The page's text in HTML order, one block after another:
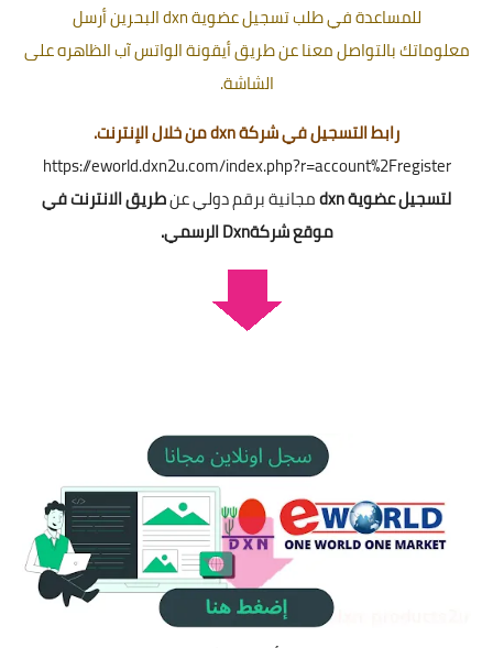
للمساعدة في طلب تسجيل عضوية dxn البحرين أرسل
معلوماتك بالتواصل معنا عن طريق أيقونة الواتس آب الظاهره على
الشاشة.
رابط التسجيل في شركة dxn من خلال الإنترنت.
https://eworld.dxn2u.com/index.php?r=account%2Fregister
لتسجيل عضوية dxn
مجانية برقم دولي عنطريق الانترنت في
موقع شركةDxn الرسمي.